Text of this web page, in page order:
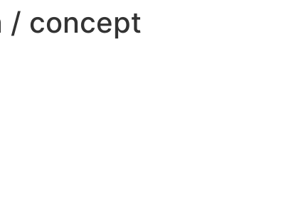
/ concept